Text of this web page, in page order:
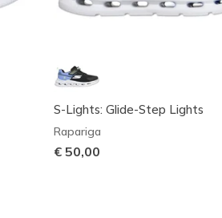
S-Lights: Glide-Step Lights
Rapariga
€ 50,00